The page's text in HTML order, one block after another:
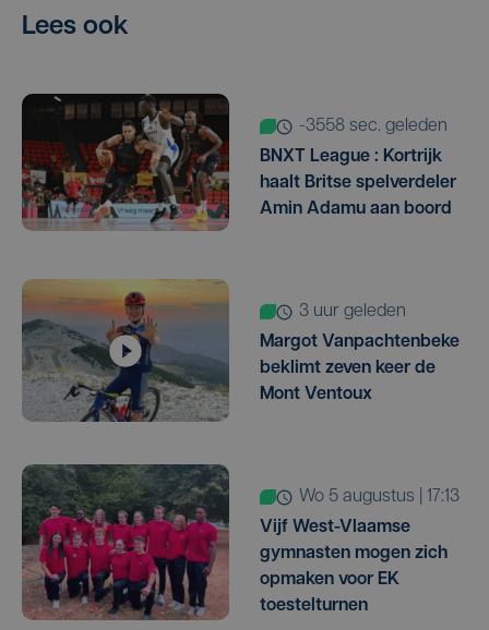
Lees ook
-3558 sec. geleden
BNXT League : Kortrijk
haalt Britse spelverdeler
Amin Adamu aan boord
3 uur geleden
Margot Vanpachtenbeke
beklimt zeven keer de
Mont Ventoux
wo 5 augustus | 17:13
Vijf West-Vlaamse
gymnasten mogen zich
opmaken voor EK
toestelturnen